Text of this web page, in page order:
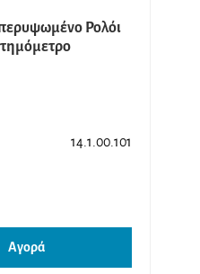
Ρολόι
14.1.00.101
Αγορά